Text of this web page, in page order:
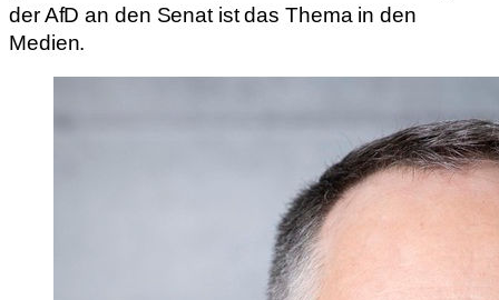
der AfD an den Senat ist das Thema in den
Medien.